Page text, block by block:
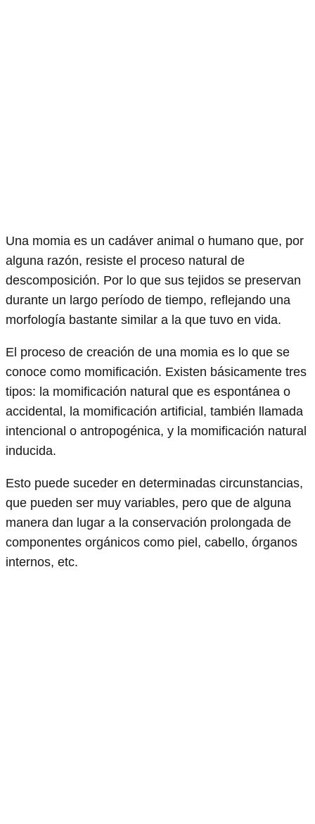
Una momia es un cadáver animal o humano que, por
alguna razón, resiste el proceso natural de
descomposición. Por lo que sus tejidos se preservan
durante un largo período de tiempo, reflejando una
morfología bastante similar a la que tuvo en vida.
El proceso de creación de una momia es lo que se
conoce como momificación. Existen básicamente tres
tipos: la momificación natural que es espontánea o
accidental, la momificación artificial, también llamada
intencional o antropogénica, y la momificación natural
inducida.
Esto puede suceder en determinadas circunstancias,
que pueden ser muy variables, pero que de alguna
manera dan lugar a la conservación prolongada de
componentes orgánicos como piel, cabello, órganos
internos, etc.